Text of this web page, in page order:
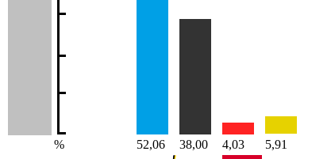
% 52,06 38,00 4,03
5,91